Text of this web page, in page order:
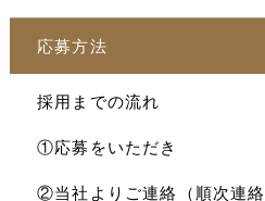
応募方法
採用までの流れ
①応募をいただき
②当社よりご連絡（順次連絡